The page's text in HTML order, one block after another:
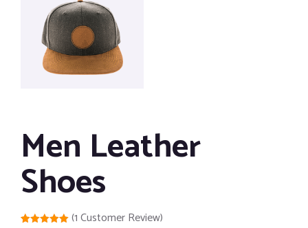
Men Leather
Shoes
(1Customer Review)